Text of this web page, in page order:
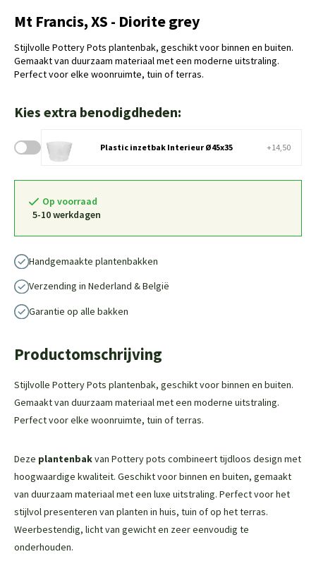
Mt Francis, XS - Diorite grey
Stijlvolle Pottery Pots plantenbak, geschikt voor binnen en buiten.
Gemaakt van duurzaam materiaal met een moderne uitstraling.
Perfect voor elke woonruimte, tuin of terras.
Kies extra benodigdheden:
Plastic inzetbak Interieur Ø45x35 +14,50
Op voorraad
5-10 werkdagen
Handgemaakte plantenbakken
Verzending in Nederland & België
Garantie op alle bakken
Productomschrijving
Stijlvolle Pottery Pots plantenbak, geschikt voor binnen en buiten.
Gemaakt van duurzaam materiaal met een moderne uitstraling.
Perfect voor elke woonruimte, tuin of terras.
Deze plantenbakvan Pottery pots combineert tijdloos design met
hoogwaardige kwaliteit. Geschikt voor binnen en buiten, gemaakt
van duurzaam materiaal met een luxe uitstraling. Perfect voor het
stijlvol presenteren van planten in huis, tuin of op het terras.
Weerbestendig, licht van gewicht en zeer eenvoudig te
onderhouden.